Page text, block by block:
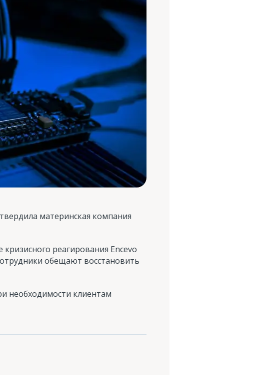
материнская компания
реагирования Encevo
обещают восстановить
необходимости клиентам